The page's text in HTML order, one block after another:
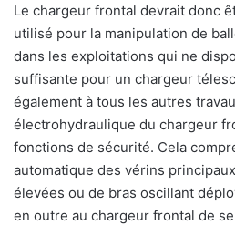
Le chargeur frontal devrait donc
utilisé pour la manipulation de
dans les exploitations qui ne
suffisante pour un chargeur
également à tous les autres
électrohydraulique du chargeur
fonctions de sécurité. Cela
automatique des vérins
élevées ou de bras oscillant
en outre au chargeur frontal de